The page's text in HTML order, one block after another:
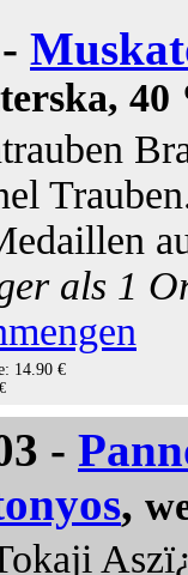
als 1
14.90 €
-
,